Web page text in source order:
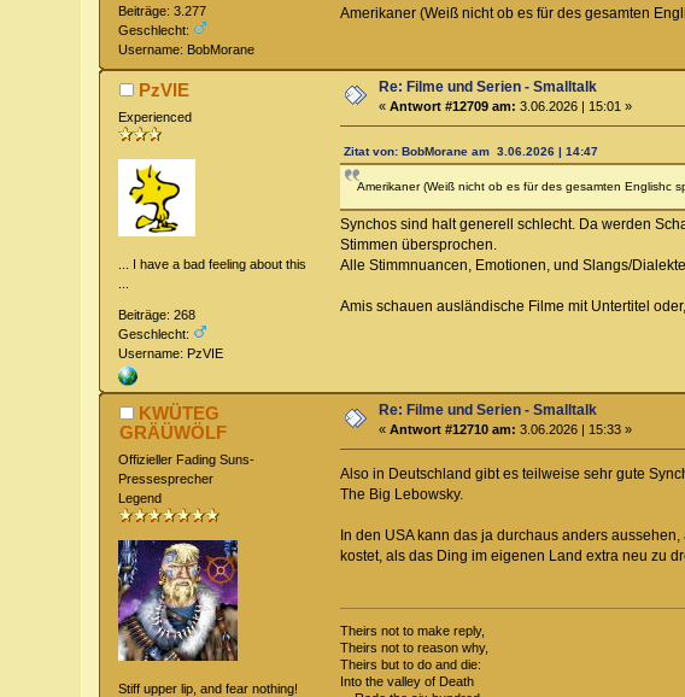
Beiträge: 3.277
Geschlecht:
Username: BobMorane
Amerikaner (Weiß nicht ob es für des gesamten
PzVIE
Experienced
... I have a bad feeling about this
Beiträge: 268
Geschlecht:
Username: PzVIE
Re: Filme und Serien - Smalltalk
«Antwort #12709 am: 3.06.2026 | 15:01 »
Zitat von: BobMorane am 3.06.2026 | 14:47
Amerikaner (Weiß nicht ob es für des gesamten Englishc
Synchos sind halt generell schlecht. Da werden
Stimmen übersprochen.
Alle Stimmnuancen, Emotionen, und Slangs/
Amis schauen ausländische Filme mit Untertitel
KWÜTEG
GRÄÜWÖLF
Offizieller Fading Suns-
Pressesprecher
Legend
Stiff upper lip, and fear nothing!
Re: Filme und Serien - Smalltalk
«Antwort #12710 am: 3.06.2026 | 15:33 »
Also in Deutschland gibt es teilweise sehr gute
The Big Lebowsky.
In den USA kann das ja durchaus anders
kostet, als das Ding im eigenen Land extra neu zu
Theirs not to make reply,
Theirs not to reason why,
Theirs but to do and die:
Into the valley of Death